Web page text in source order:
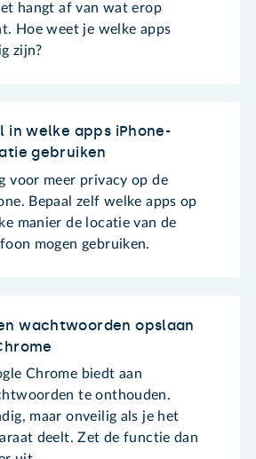
hangt af van wat erop
Hoe weet je welke apps
zijn?
in welke apps iPhone-
gebruiken
voor meer privacy op de
Bepaal zelf welke apps op
manier de locatie van de
mogen gebruiken.
wachtwoorden opslaan
Chrome biedt aan
te onthouden.
maar onveilig als je het
deelt. Zet de functie dan